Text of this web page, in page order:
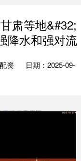
肃等地&#32;
降水和强对流
资
日期：2025-09-